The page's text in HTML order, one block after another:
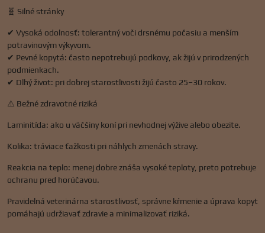
🧬 Silné stránky
✔ Vysoká odolnosť: tolerantný voči drsnému počasiu a menším
potravinovým výkyvom.
✔ Pevné kopytá: často nepotrebujú podkovy, ak žijú v prirodzených
podmienkach.
✔ Dlhý život: pri dobrej starostlivosti žijú často 25–30 rokov.
⚠️ Bežné zdravotné riziká
Laminitída: ako u väčšiny koní pri nevhodnej výžive alebo obezite.
Kolika: tráviace ťažkosti pri náhlych zmenách stravy.
Reakcia na teplo: menej dobre znáša vysoké teploty, preto potrebuje
ochranu pred horúčavou.
Pravidelná veterinárna starostlivosť, správne kŕmenie a úprava kopyt
pomáhajú udržiavať zdravie a minimalizovať riziká.